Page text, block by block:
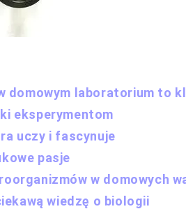
domowym laboratorium to
eksperymentom
uczy i fascynuje
pasje
w domowych
wiedzę o biologii